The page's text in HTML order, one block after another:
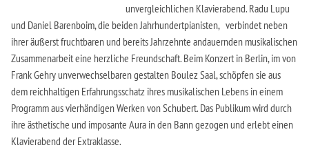
unvergleichlichen Klavierabend. Radu Lupu
und Daniel Barenboim, die beiden Jahrhundertpianisten, verbindet neben
ihrer äußerst fruchtbaren und bereits Jahrzehnte andauernden musikalischen
Zusammenarbeit eine herzliche Freundschaft. Beim Konzert in Berlin, im von
Frank Gehry unverwechselbaren gestalten Boulez Saal, schöpfen sie aus
dem reichhaltigen Erfahrungsschatz ihres musikalischen Lebens in einem
Programm aus vierhändigen Werken von Schubert. Das Publikum wird durch
ihre ästhetische und imposante Aura in den Bann gezogen und erlebt einen
Klavierabend der Extraklasse.